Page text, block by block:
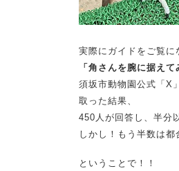
実際にガイドをご覧に
「角さんを腕に据えて
須坂市動物園公式「X
取った結果、
450人が回答し、半分
しかし！もう半数は
ということで！！